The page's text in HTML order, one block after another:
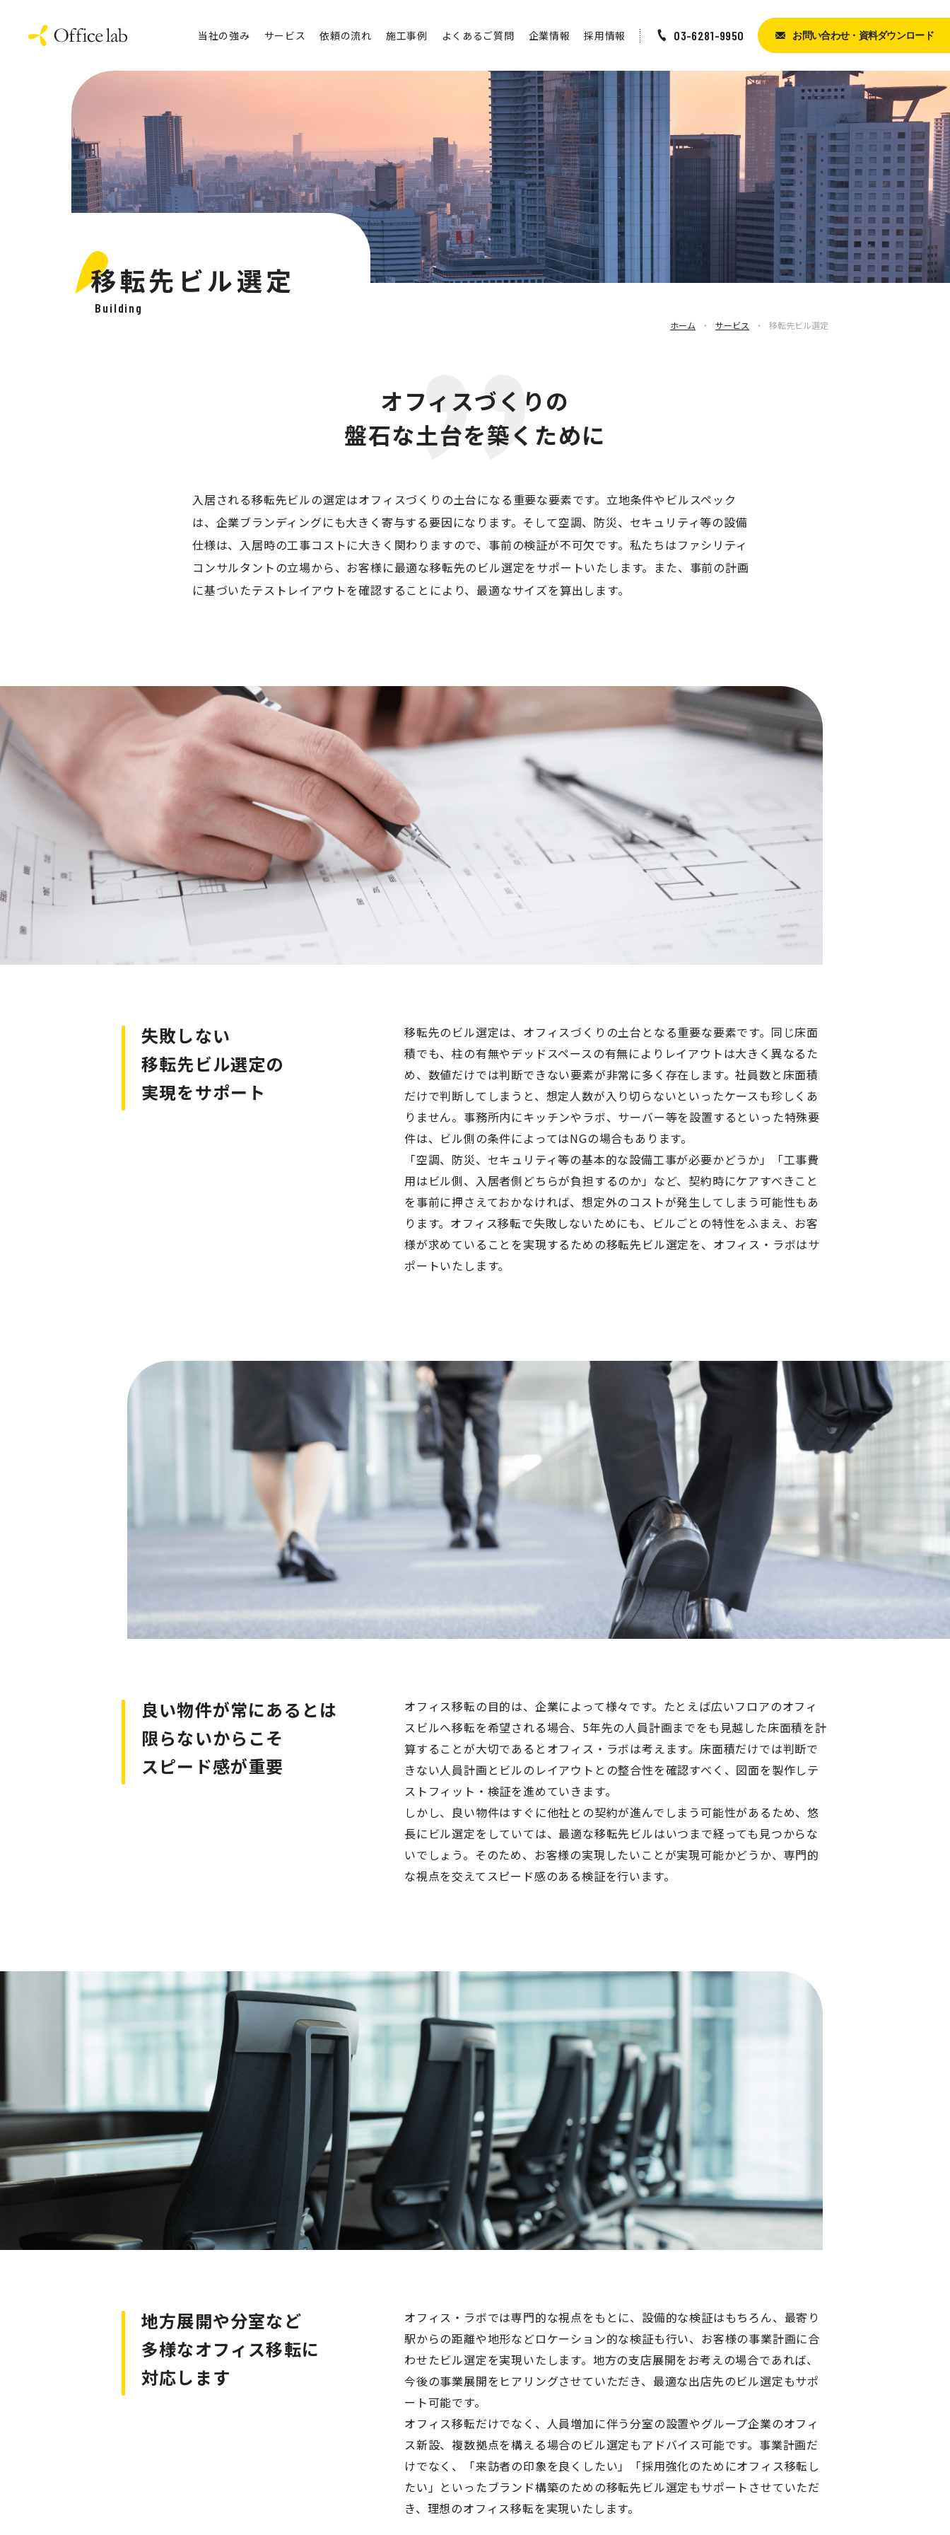
当社の強み サービス 依頼の流れ 施工事例 よくあるご質問 企業情報 採用情報 03-6281-9950 お問い合わせ・ 資料ダウンロード
移転先ビル選定
Building
ホーム ・ サービス ・ 移転先ビル選定
オフィスづくりの
盤石な土台を築くために
入居される移転先ビルの選定はオフィスづくりの土台になる重要な要素です。立地条件やビルスペック
は、企業ブランディングにも大きく寄与する要因になります。そして空調、防災、セキュリティ等の設備
仕様は、入居時の工事コストに大きく関わりますので、事前の検証が不可欠です。私たちはファシリティ
コンサルタントの立場から、お客様に最適な移転先のビル選定をサポートいたします。また、事前の計画
に基づいたテストレイアウトを確認することにより、最適なサイズを算出します。
失敗しない
移転先ビル選定の
実現をサポート
移転先のビル選定は、オフィスづくりの土台となる重要な要素です。同じ床面
積でも、柱の有無やデッドスペースの有無によりレイアウトは大きく異なるた
め、数値だけでは判断できない要素が非常に多く存在します。社員数と床面積
だけで判断してしまうと、想定人数が入り切らないといったケースも珍しくあ
りません。事務所内にキッチンやラボ、サーバー等を設置するといった特殊要
件は、ビル側の条件によってはNGの場合もあります。
「空調、防災、セキュリティ等の基本的な設備工事が必要かどうか」「工事費
用はビル側、入居者側どちらが負担するのか」など、契約時にケアすべきこと
を事前に押さえておかなければ、想定外のコストが発生してしまう可能性もあ
ります。オフィス移転で失敗しないためにも、ビルごとの特性をふまえ、お客
様が求めていることを実現するための移転先ビル選定を、オフィス・ラボはサ
ポートいたします。
良い物件が常にあるとは
限らないからこそ
スピード感が重要
オフィス移転の目的は、企業によって様々です。たとえば広いフロアのオフィ
スビルへ移転を希望される場合、5年先の人員計画までをも見越した床面積を計
算することが大切であるとオフィス・ラボは考えます。床面積だけでは判断で
きない人員計画とビルのレイアウトとの整合性を確認すべく、図面を製作しテ
ストフィット・検証を進めていきます。
しかし、良い物件はすぐに他社との契約が進んでしまう可能性があるため、悠
長にビル選定をしていては、最適な移転先ビルはいつまで経っても見つからな
いでしょう。そのため、お客様の実現したいことが実現可能かどうか、専門的
な視点を交えてスピード感のある検証を行います。
地方展開や分室など
多様なオフィス移転に
対応します
オフィス・ラボでは専門的な視点をもとに、設備的な検証はもちろん、最寄り
駅からの距離や地形などロケーション的な検証も行い、お客様の事業計画に合
わせたビル選定を実現いたします。地方の支店展開をお考えの場合であれば、
今後の事業展開をヒアリングさせていただき、最適な出店先のビル選定もサポ
ート可能です。
オフィス移転だけでなく、人員増加に伴う分室の設置やグループ企業のオフィ
ス新設、複数拠点を構える場合のビル選定もアドバイス可能です。事業計画だ
けでなく、「来訪者の印象を良くしたい」「採用強化のためにオフィス移転し
たい」といったブランド構築のための移転先ビル選定もサポートさせていただ
き、理想のオフィス移転を実現いたします。